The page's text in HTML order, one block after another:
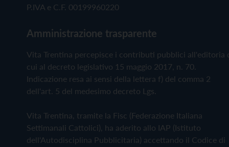
P.IVA e C.F. 00199960220
Amministrazione trasparente
Vita Trentina percepisce i contributi pubblici all'editoria
cui al decreto legislativo 15 maggio 2017, n. 70.
Indicazione resa ai sensi della lettera f) del comma 2
dell'art. 5 del medesimo decreto Lgs.
Vita Trentina, tramite la Fisc (Federazione Italiana
Settimanali Cattolici), ha aderito allo IAP (Istituto
dell'Autodisciplina Pubblicitaria) accettando il Codice di